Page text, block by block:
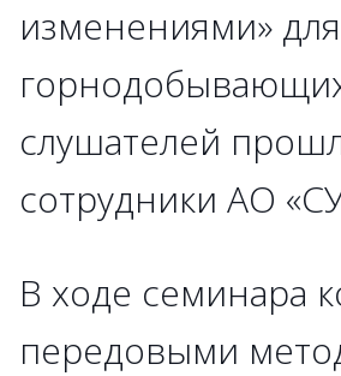
изменениями»
слушателей
сотрудники АО
В ходе семинара
передовыми